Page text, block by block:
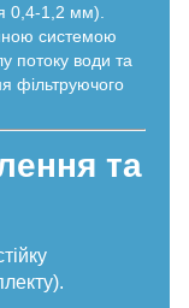
0,4-1,2 мм).
системою
потоку води та
фільтруючого
та